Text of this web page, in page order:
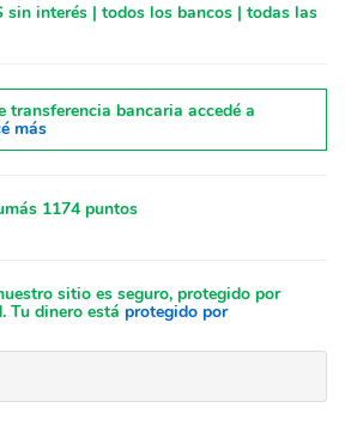
sin interés | todos los bancos | todas las
bancaria accedé a
más
1174 puntos
sitio es seguro, protegido por
Tu dinero está protegido por